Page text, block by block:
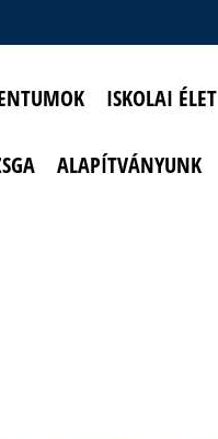
ISKOLAI ÉLET
ALAPÍTVÁNYUNK